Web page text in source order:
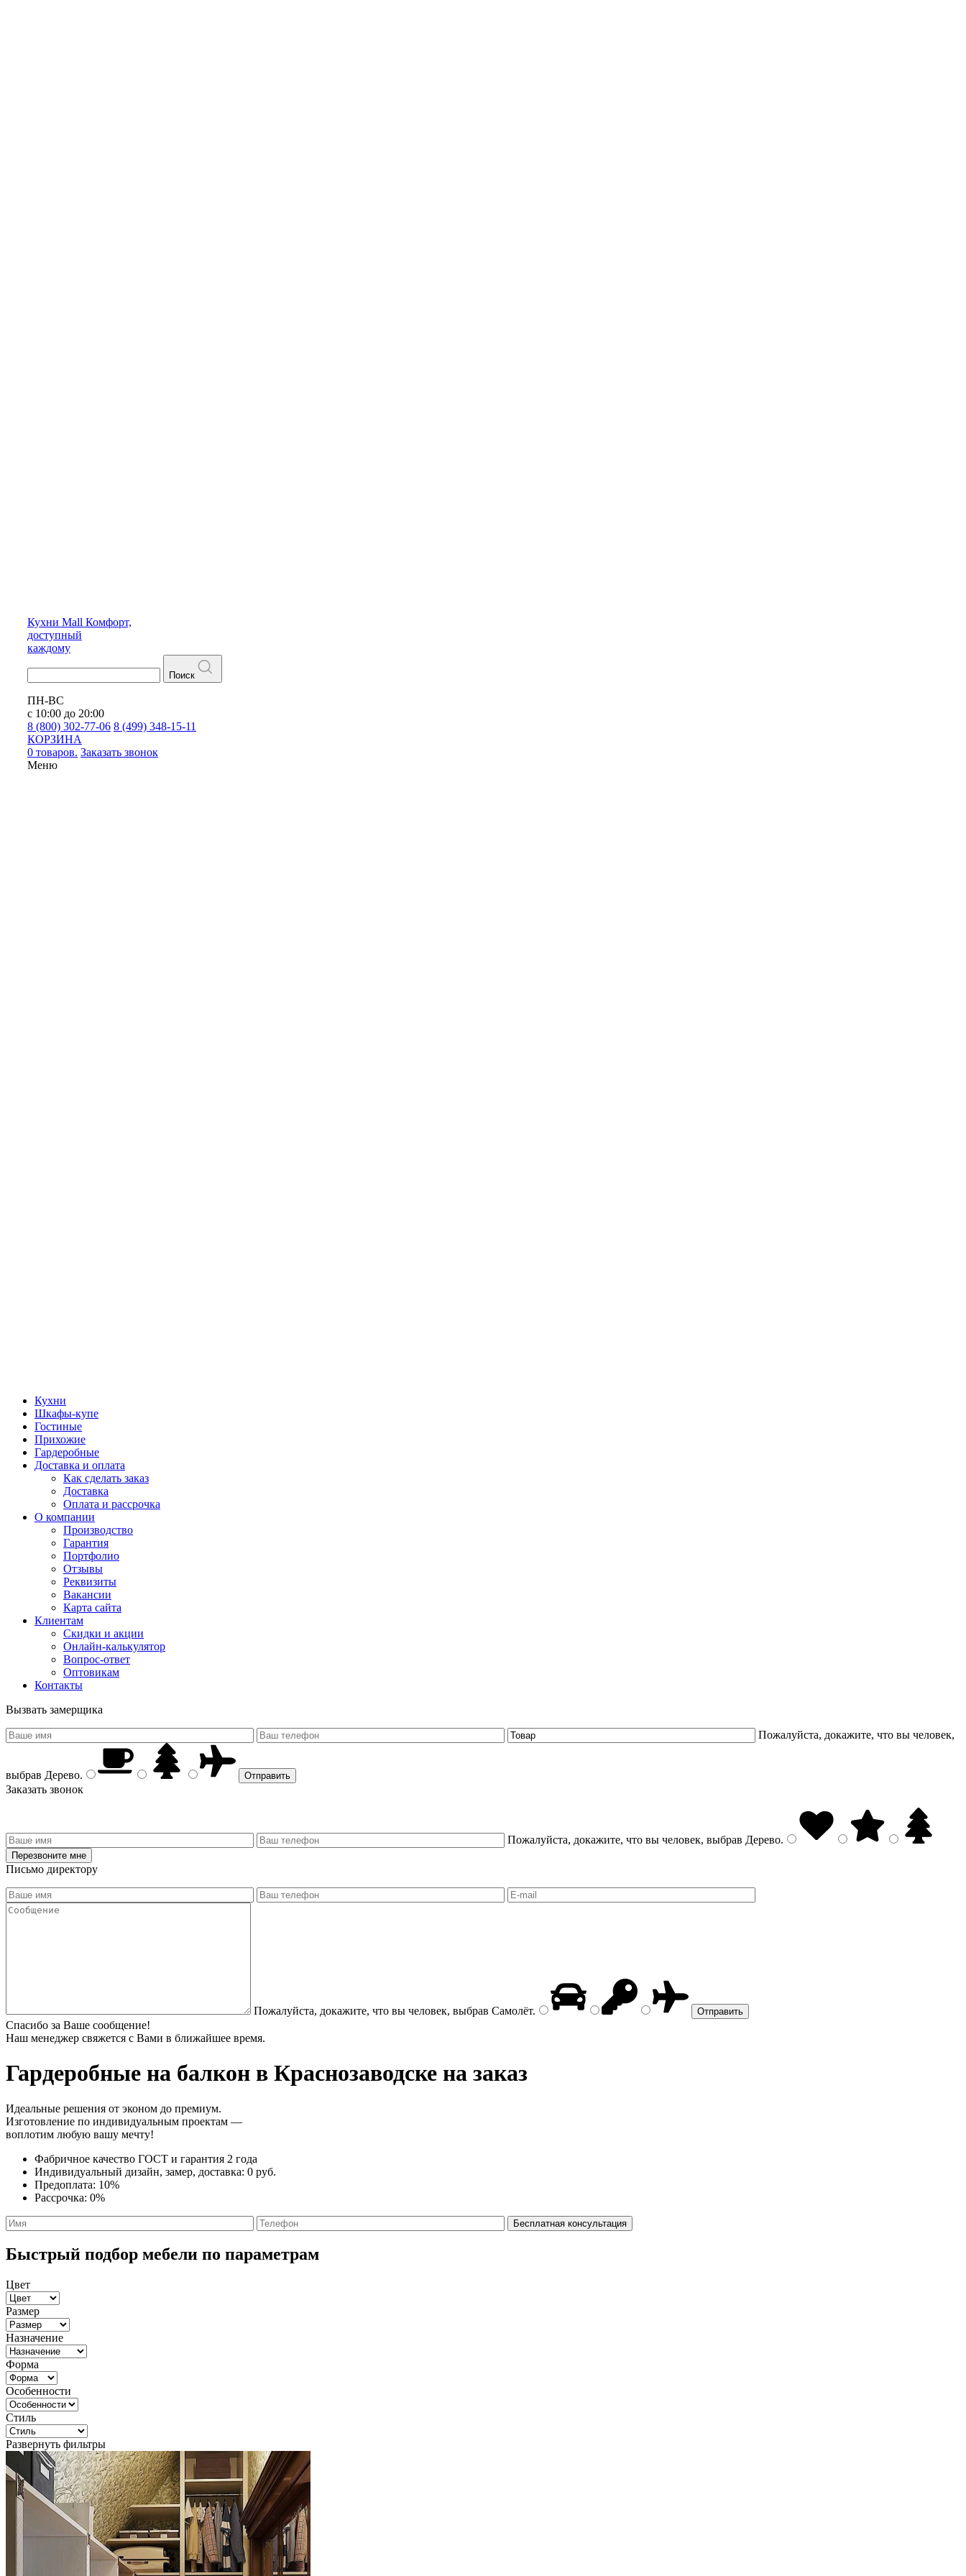
Кухни Mall Комфорт,
доступный
каждому
Поиск
ПН-ВС
с 10:00 до 20:00
8 (800) 302-77-06 8 (499) 348-15-11
КОРЗИНА
0 товаров. Заказать звонок
Меню
Кухни
Шкафы-купе
Гостиные
Прихожие
Гардеробные
Доставка и оплата
Как сделать заказ
Доставка
Оплата и рассрочка
О компании
Производство
Гарантия
Портфолио
Отзывы
Реквизиты
Вакансии
Карта сайта
Клиентам
Скидки и акции
Онлайн-калькулятор
Вопрос-ответ
Оптовикам
Контакты
Вызвать замерщика
Пожалуйста, докажите, что вы человек,
выбрав Дерево.
Заказать звонок
Пожалуйста, докажите, что вы человек, выбрав Дерево.
Письмо директору
Пожалуйста, докажите, что вы человек, выбрав Самолёт.
Спасибо за Ваше сообщение!
Наш менеджер свяжется с Вами в ближайшее время.
Гардеробные на балкон в Краснозаводске на заказ
Идеальные решения от эконом до премиум.
Изготовление по индивидуальным проектам —
воплотим любую вашу мечту!
Фабричное качество ГОСТ и гарантия 2 года
Индивидуальный дизайн, замер, доставка: 0 руб.
Предоплата: 10%
Рассрочка: 0%
Быстрый подбор мебели по параметрам
Цвет
Размер
Назначение
Форма
Особенности
Стиль
Развернуть фильтры